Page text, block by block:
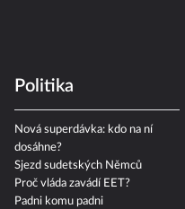
Politika
Nová superdávka: kdo na ní
dosáhne?
Sjezd sudetských Němců
Proč vláda zavádí EET?
Padni komu padni